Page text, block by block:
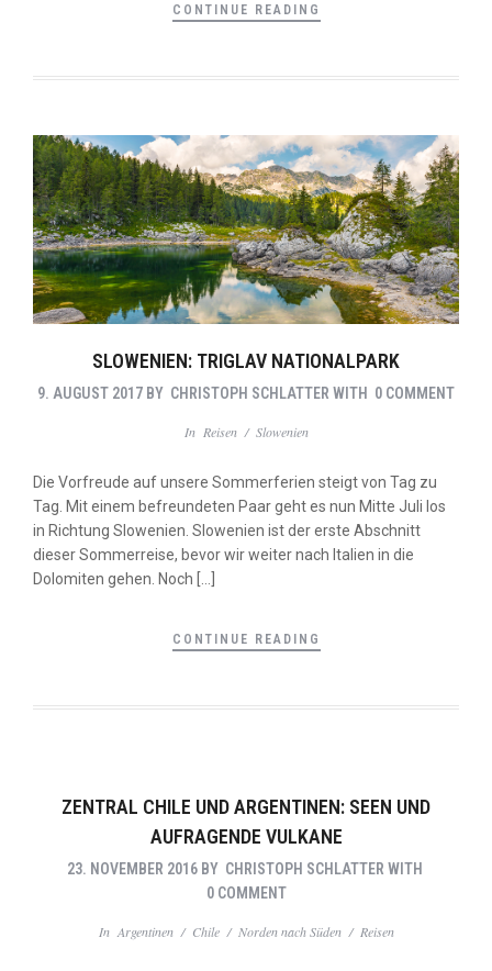
CONTINUE READING
SLOWENIEN: TRIGLAV NATIONALPARK
9. AUGUST 2017 BY CHRISTOPH SCHLATTER WITH 0 COMMENT
In Reisen/ Slowenien
Die Vorfreude auf unsere Sommerferien steigt von Tag zu
Tag. Mit einem befreundeten Paar geht es nun Mitte Juli los
in Richtung Slowenien. Slowenien ist der erste Abschnitt
dieser Sommerreise, bevor wir weiter nach Italien in die
Dolomiten gehen. Noch […]
CONTINUE READING
ZENTRAL CHILE UND ARGENTINEN: SEEN UND
AUFRAGENDE VULKANE
23. NOVEMBER 2016 BY CHRISTOPH SCHLATTER WITH
0 COMMENT
In Argentinen/ Chile/ Norden nach Süden/ Reisen